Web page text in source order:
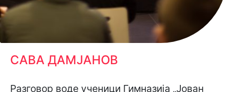
САВА ДАМЈАНОВ
Разговор воде ученици Гимназија „Јован